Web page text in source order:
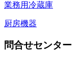
業務用冷蔵庫
厨房機器
問合せセンター